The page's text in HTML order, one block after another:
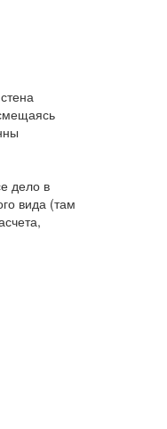
дело в
вида (там